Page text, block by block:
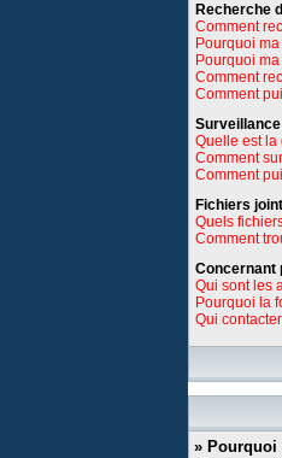
Recherche
Comment
Pourquoi
Pourquoi
Comment
Comment
Quelle est la
Comment
Comment
Fichiers
Quels
Comment
Concernant
Qui sont les
Pourquoi la
Qui
» Pourquoi